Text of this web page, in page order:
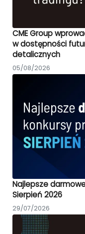
CME Group
w dostępności
detalicznych
05/08/2026
Najlepsze
Sierpień 2026
29/07/2026